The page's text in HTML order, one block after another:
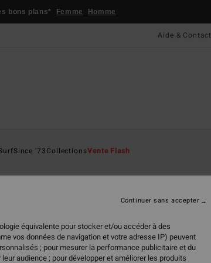
bons plans* Femme Homme
Aide & Contact
Since '73CollectionsVente Flash
de retour
équivalente pour stocker et/ou accéder à des
vos données de navigation et votre adresse IP) peuvent
; pour mesurer la performance publicitaire et du
audience ; pour développer et améliorer les produits
Continuer sans accepter